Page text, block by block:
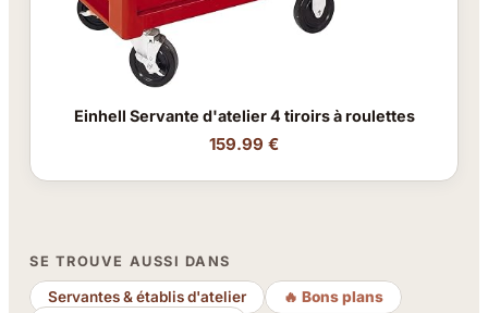
Einhell Servante d'atelier 4 tiroirs à roulettes
159.99 €
SE TROUVE AUSSI DANS
Servantes & établis d'atelier
🔥 Bons plans